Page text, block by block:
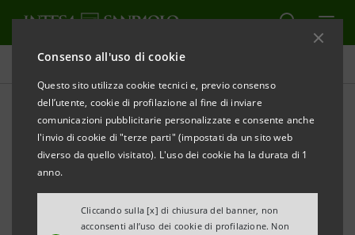
Consenso all'uso di cookie
Questo sito utilizza cookie tecnici e, previo consenso
dell’utente, cookie di profilazione al fine di inviare
comunicazioni pubblicitarie personalizzate e consente anche
l'invio di cookie di "terze parti" (impostati da un sito web
diverso da quello visitato). L'uso dei cookie ha la durata di 1
anno.
Cliccando sulla [x] di chiusura del banner, non
acconsenti all’uso dei cookie di profilazione. Non
Comunicati stampa
STAMPA AGGIORNA
COMUNICATO STAMPA
VALIGERIA RONCATO SI PRESENTA IN EXPO 2015,
GRAZIE ALL’INIZIATIVA “ECCO LA MIA IMPRESA”,